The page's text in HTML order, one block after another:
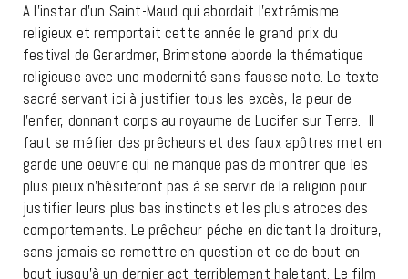
A l’instar d’un Saint-Maud qui abordait l’extrémisme
religieux et remportait cette année le grand prix du
festival de Gerardmer, Brimstone aborde la thématique
religieuse avec une modernité sans fausse note. Le texte
sacré servant ici à justifier tous les excès, la peur de
l’enfer, donnant corps au royaume de Lucifer sur Terre. Il
faut se méfier des prêcheurs et des faux apôtres met en
garde une oeuvre qui ne manque pas de montrer que les
plus pieux n’hésiteront pas à se servir de la religion pour
justifier leurs plus bas instincts et les plus atroces des
comportements. Le prêcheur péche en dictant la droiture,
sans jamais se remettre en question et ce de bout en
bout jusqu’à un dernier act terriblement haletant. Le film